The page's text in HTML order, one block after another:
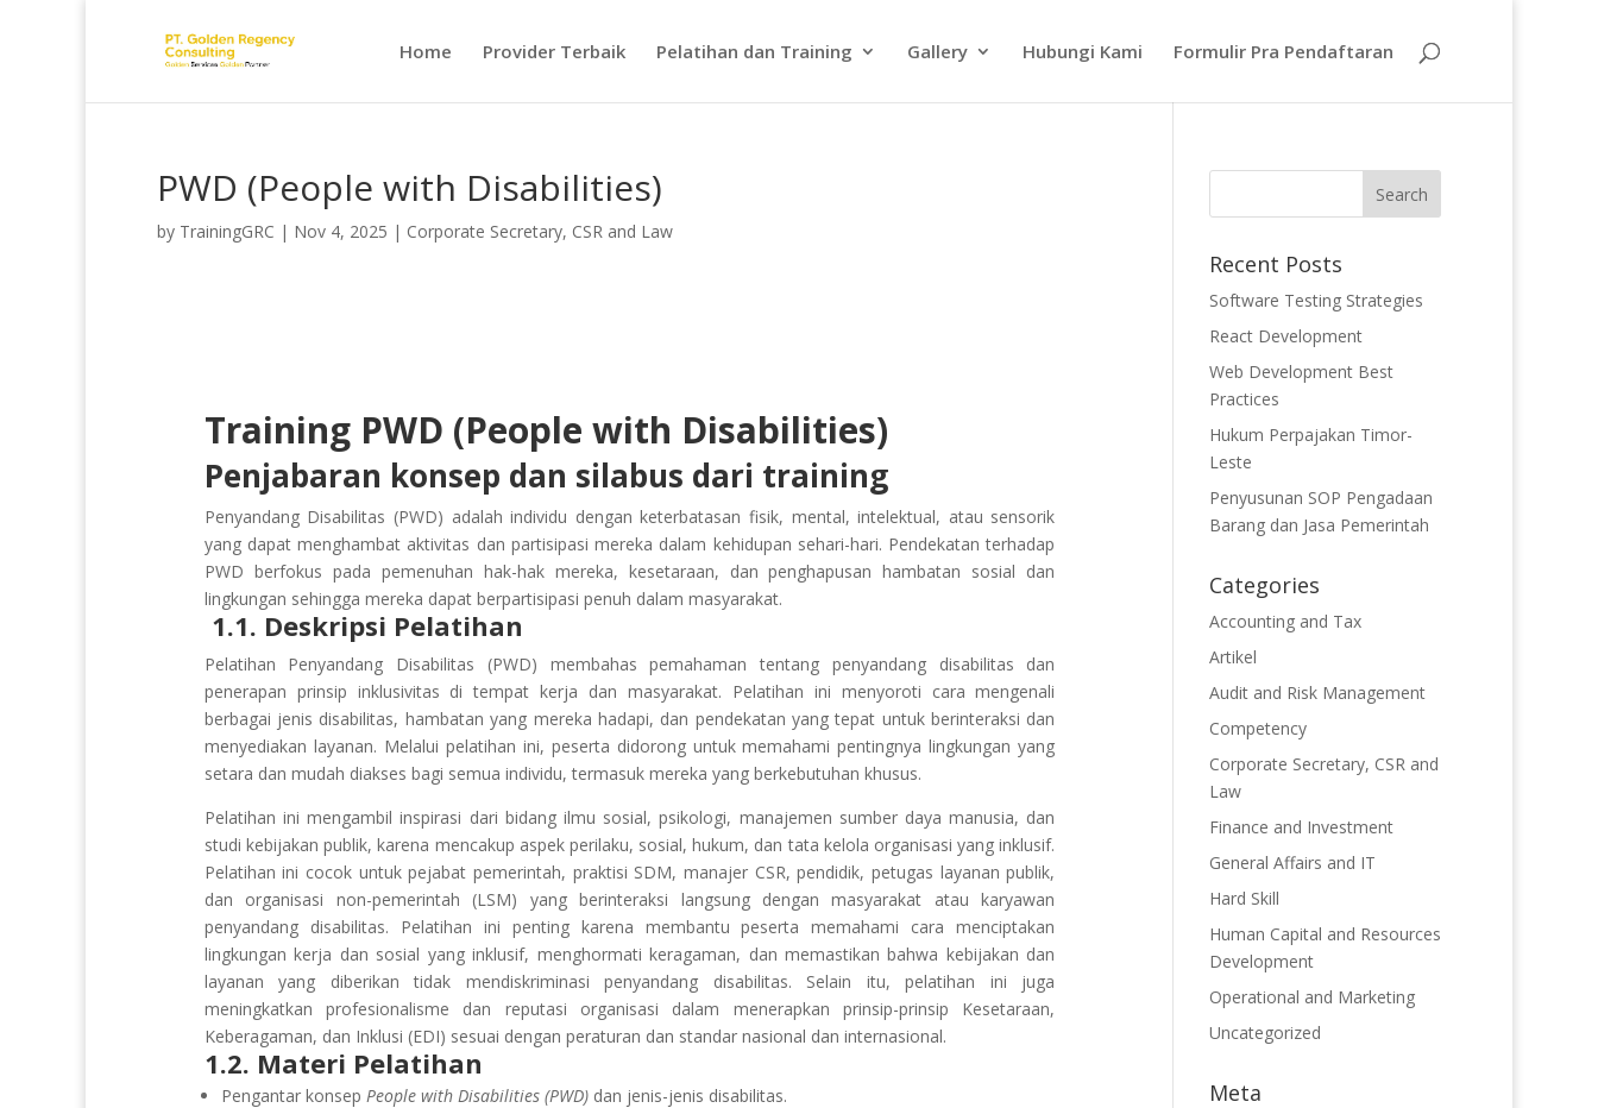
Home Provider Terbaik Pelatihan dan Training Gallery Hubungi Kami Formulir Pra Pendaftaran
PWD (People with Disabilities)
by TrainingGRC | Nov 4, 2025 | Corporate Secretary, CSR and Law
Training PWD (People with Disabilities)
Penjabaran konsep dan silabus dari training
Penyandang Disabilitas (PWD) adalah individu dengan keterbatasan fisik, mental, intelektual, atau sensorik
yang dapat menghambat aktivitas dan partisipasi mereka dalam kehidupan sehari-hari. Pendekatan terhadap
PWD berfokus pada pemenuhan hak-hak mereka, kesetaraan, dan penghapusan hambatan sosial dan
lingkungan sehingga mereka dapat berpartisipasi penuh dalam masyarakat.
1.1. Deskripsi Pelatihan
Pelatihan Penyandang Disabilitas (PWD) membahas pemahaman tentang penyandang disabilitas dan
penerapan prinsip inklusivitas di tempat kerja dan masyarakat. Pelatihan ini menyoroti cara mengenali
berbagai jenis disabilitas, hambatan yang mereka hadapi, dan pendekatan yang tepat untuk berinteraksi dan
menyediakan layanan. Melalui pelatihan ini, peserta didorong untuk memahami pentingnya lingkungan yang
setara dan mudah diakses bagi semua individu, termasuk mereka yang berkebutuhan khusus.
Pelatihan ini mengambil inspirasi dari bidang ilmu sosial, psikologi, manajemen sumber daya manusia, dan
studi kebijakan publik, karena mencakup aspek perilaku, sosial, hukum, dan tata kelola organisasi yang inklusif.
Pelatihan ini cocok untuk pejabat pemerintah, praktisi SDM, manajer CSR, pendidik, petugas layanan publik,
dan organisasi non-pemerintah (LSM) yang berinteraksi langsung dengan masyarakat atau karyawan
penyandang disabilitas. Pelatihan ini penting karena membantu peserta memahami cara menciptakan
lingkungan kerja dan sosial yang inklusif, menghormati keragaman, dan memastikan bahwa kebijakan dan
layanan yang diberikan tidak mendiskriminasi penyandang disabilitas. Selain itu, pelatihan ini juga
meningkatkan profesionalisme dan reputasi organisasi dalam menerapkan prinsip-prinsip Kesetaraan,
Keberagaman, dan Inklusi (EDI) sesuai dengan peraturan dan standar nasional dan internasional.
1.2. Materi Pelatihan
Pengantar konsep People with Disabilities (PWD)dan jenis-jenis disabilitas.
Recent Posts
Software Testing Strategies
React Development
Web Development Best
Practices
Hukum Perpajakan Timor-
Leste
Penyusunan SOP Pengadaan
Barang dan Jasa Pemerintah
Categories
Accounting and Tax
Artikel
Audit and Risk Management
Competency
Corporate Secretary, CSR and
Law
Finance and Investment
General Affairs and IT
Hard Skill
Human Capital and Resources
Development
Operational and Marketing
Uncategorized
Meta